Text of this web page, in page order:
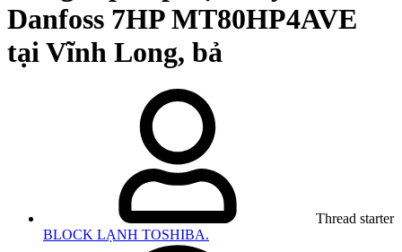
Danfoss 7HP MT80HP4AVE
tại Vĩnh Long, bả
Thread starter
BLOCK LẠNH TOSHIBA.